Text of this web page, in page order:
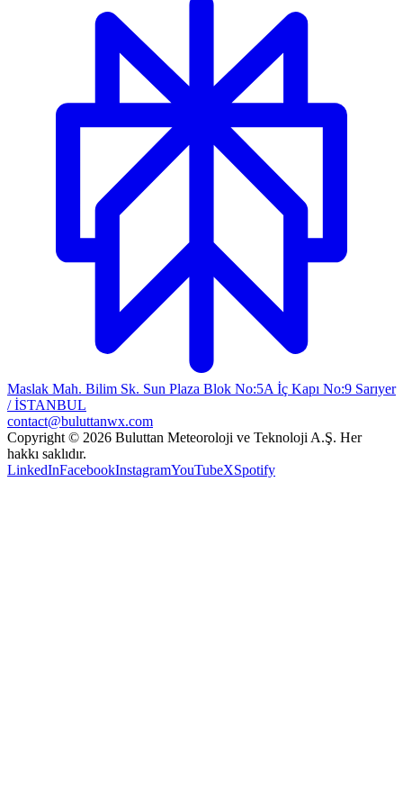
Maslak Mah. Bilim Sk. Sun Plaza Blok No:5A İç Kapı No:9 Sarıyer
/ İSTANBUL
contact@buluttanwx.com
Copyright © 2026 Buluttan Meteoroloji ve Teknoloji A.Ş. Her
hakkı saklıdır.
LinkedInFacebookInstagramYouTubeXSpotify